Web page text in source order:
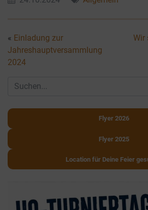
« Einladung zur
Jahreshauptversammlung
2024
Wir
Flyer 2026
Flyer 2025
Location für Deine Feier